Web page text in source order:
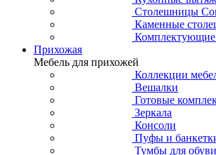
Столешницы
Каменные
Комплектующие
Прихожая
Мебель для прихожей
Коллекции
Вешалки
Готовые
Зеркала
Консоли
Пуфы и
Тумбы для обуви